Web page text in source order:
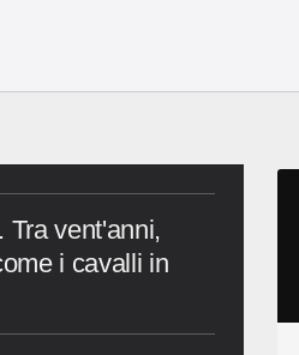
Tra vent'anni,
i cavalli in